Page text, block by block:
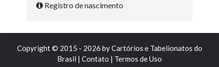
Registro de nascimento
Copyright © 2015 - 2026 byCartórios e Tabelionatos do
Brasil | Contato | Termos de Uso